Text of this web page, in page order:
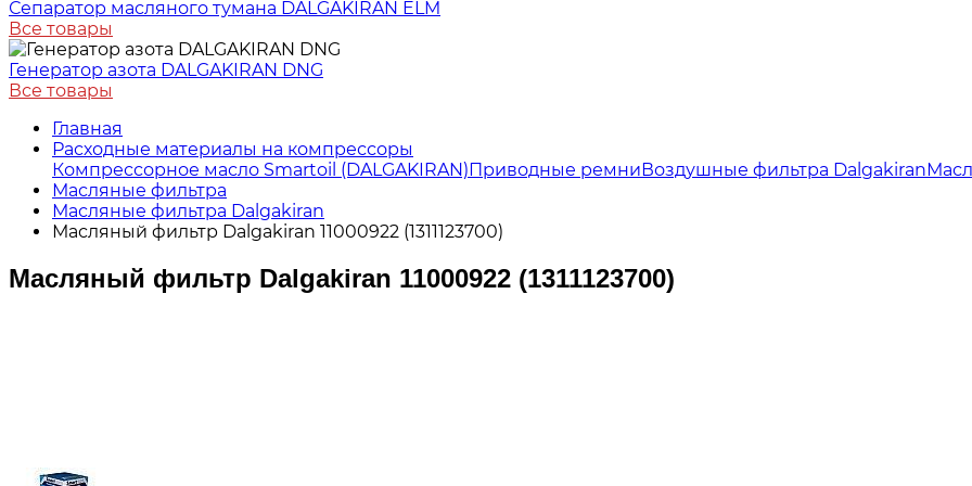
Сепаратор масляного тумана DALGAKIRAN ELM
Все товары
Генератор азота DALGAKIRAN DNG
Все товары
Главная
Расходные материалы на компрессоры
Компрессорное масло Smartoil (DALGAKIRAN)Приводные ремниВоздушные фильтра Dalgakiran
Масляные фильтра
Масляные фильтра Dalgakiran
Масляный фильтр Dalgakiran 11000922 (1311123700)
Масляный фильтр Dalgakiran 11000922 (1311123700)